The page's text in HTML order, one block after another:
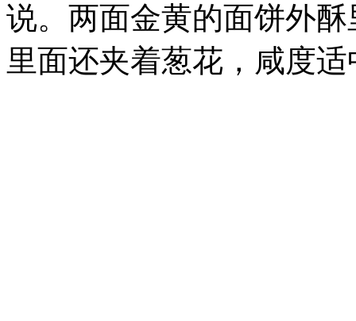
说。两面金黄的面饼外
里面还夹着葱花，咸度